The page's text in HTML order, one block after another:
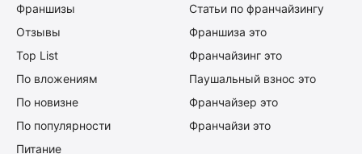
Франшизы
Отзывы
Top List
По вложениям
По новизне
По популярности
Питание
Статьи по франчайзингу
Франшиза это
Франчайзинг это
Паушальный взнос это
Франчайзер это
Франчайзи это